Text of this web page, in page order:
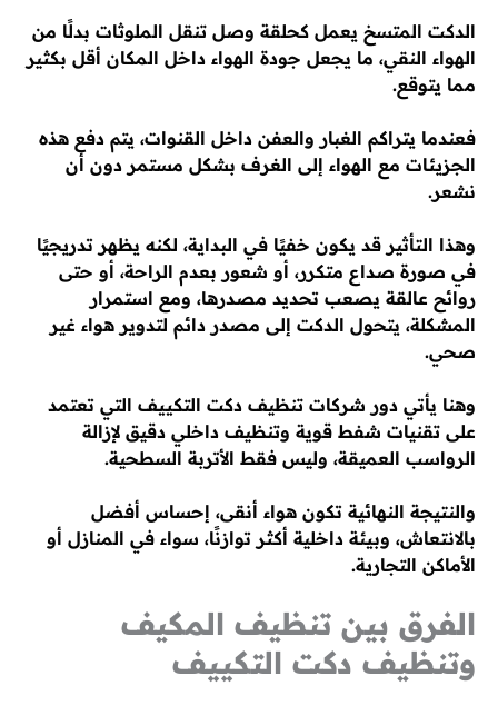
الدكت المتسخ يعمل كحلقة وصل تنقل الملوثات بدلًا من
الهواء النقي، ما يجعل جودة الهواء داخل المكان أقل بكثير
مما يتوقع.
فعندما يتراكم الغبار والعفن داخل القنوات، يتم دفع هذه
الجزيئات مع الهواء إلى الغرف بشكل مستمر دون أن
نشعر.
وهذا التأثير قد يكون خفيًا في البداية، لكنه يظهر تدريجيًا
في صورة صداع متكرر، أو شعور بعدم الراحة، أو حتى
روائح عالقة يصعب تحديد مصدرها، ومع استمرار
المشكلة، يتحول الدكت إلى مصدر دائم لتدوير هواء غير
صحي.
وهنا يأتي دور شركات تنظيف دكت التكييف التي تعتمد
على تقنيات شفط قوية وتنظيف داخلي دقيق لإزالة
الرواسب العميقة، وليس فقط الأتربة السطحية.
والنتيجة النهائية تكون هواء أنقى، إحساس أفضل
بالانتعاش، وبيئة داخلية أكثر توازنًا، سواء في المنازل أو
الأماكن التجارية.
الفرق بين تنظيف المكيف
وتنظيف دكت التكييف